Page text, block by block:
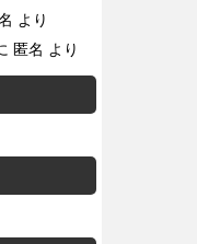
より
匿名 より